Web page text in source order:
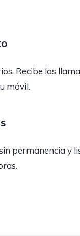
Recibe las
móvil.
permanencia y